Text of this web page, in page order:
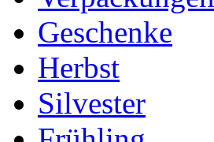
Geschenke
Herbst
Silvester